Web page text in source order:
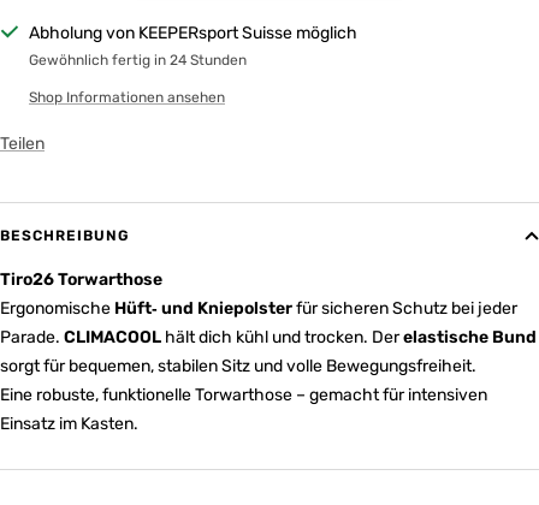
Abholung von KEEPERsport Suisse möglich
Gewöhnlich fertig in 24 Stunden
Shop Informationen ansehen
Teilen
BESCHREIBUNG
Tiro26 Torwarthose
Ergonomische Hüft‑ und Kniepolsterfür sicheren Schutz bei jeder
Parade. CLIMACOOL hält dich kühl und trocken. Derelastische Bund
sorgt für bequemen, stabilen Sitz und volle Bewegungsfreiheit.
Eine robuste, funktionelle Torwarthose – gemacht für intensiven
Einsatz im Kasten.